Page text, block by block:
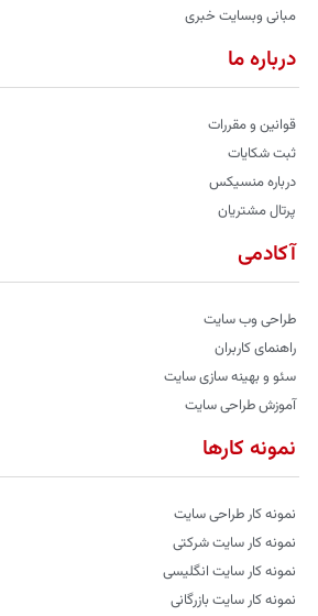
مبانی وبسایت خبری
درباره ما
قوانین و مقررات
ثبت شکایات
درباره منسیکس
پرتال مشتریان
آکادمی
طراحی وب سایت
راهنمای کاربران
سئو و بهینه سازی سایت
آموزش طراحی سایت
نمونه کارها
نمونه کار طراحی سایت
نمونه کار سایت شرکتی
نمونه کار سایت انگلیسی
نمونه کار سایت بازرگانی